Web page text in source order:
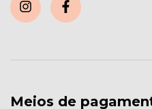
Meios de